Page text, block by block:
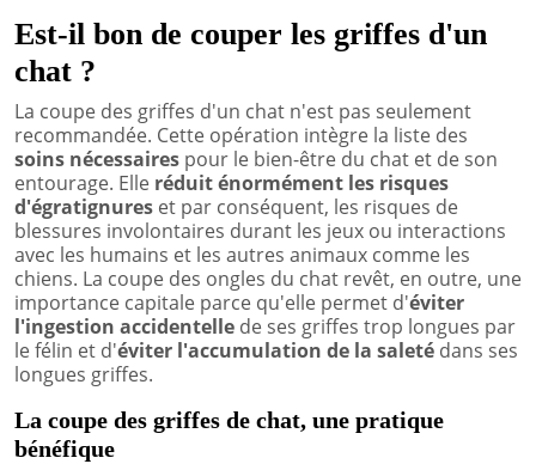
Est-il bon de couper les griffes d'un
chat ?
La coupe des griffes d'un chat n'est pas seulement
recommandée. Cette opération intègre la liste des
soins nécessaires pour le bien-être du chat et de son
entourage. Elle réduit énormément les risques
d'égratignures et par conséquent, les risques de
blessures involontaires durant les jeux ou interactions
avec les humains et les autres animaux comme les
chiens. La coupe des ongles du chat revêt, en outre, une
importance capitale parce qu'elle permet d'éviter
l'ingestion accidentelle de ses griffes trop longues par
le félin et d'éviter l'accumulation de la saleté dans ses
longues griffes.
La coupe des griffes de chat, une pratique
bénéfique